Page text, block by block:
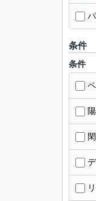
条件
条件